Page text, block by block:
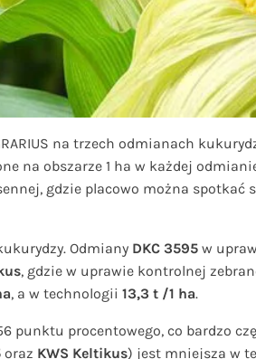
na trzech odmianach
na obszarze 1 ha w każdej
gdzie placowo można spotkać
Odmiany DKC 3595 w
, gdzie w uprawie kontrolnej
, a w technologii 13,3 t /1 ha.
procentowego, co bardzo
oraz KWS Keltikus) jest mniejsza w